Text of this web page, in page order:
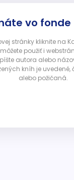
vo
stránky kliknite na
použiť i
autora alebo
kníh je
alebo požičaná.